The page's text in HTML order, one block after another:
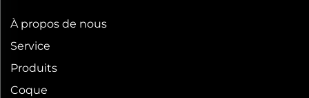
À propos de nous
Service
Produits
Coque